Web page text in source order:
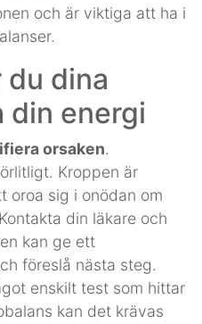
och är viktiga att ha i
du dina
din energi
orsaken.
Kroppen är
oroa sig i onödan om
din läkare och
kan ge ett
föreslå nästa steg.
enskilt test som hittar
kan det krävas